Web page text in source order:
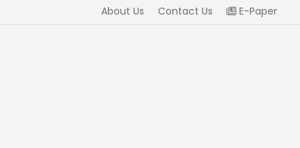
About Us Contact Us E-Paper